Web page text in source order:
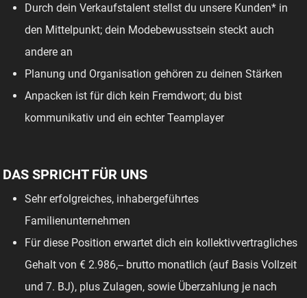
Durch dein Verkaufstalent stellst du unsere Kunden* in
den Mittelpunkt; dein Modebewusstsein steckt auch
andere an
Planung und Organisation gehören zu deinen Stärken
Anpacken ist für dich kein Fremdwort; du bist
kommunikativ und ein echter Teamplayer
DAS SPRICHT FÜR UNS
Sehr erfolgreiches, inhabergeführtes
Familienunternehmen
Für diese Position erwartet dich ein kollektivvertragliches
Gehalt von € 2.986,-- brutto monatlich (auf Basis Vollzeit
und 7. BJ), plus Zulagen, sowie Überzahlung je nach